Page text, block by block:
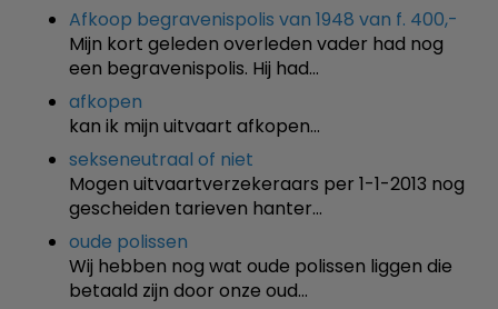
Afkoop begravenispolis van 1948 van f. 400,-
Mijn kort geleden overleden vader had nog
een begravenispolis. Hij had…
afkopen
kan ik mijn uitvaart afkopen…
sekseneutraal of niet
Mogen uitvaartverzekeraars per 1-1-2013 nog
gescheiden tarieven hanter…
oude polissen
Wij hebben nog wat oude polissen liggen die
betaald zijn door onze oud…